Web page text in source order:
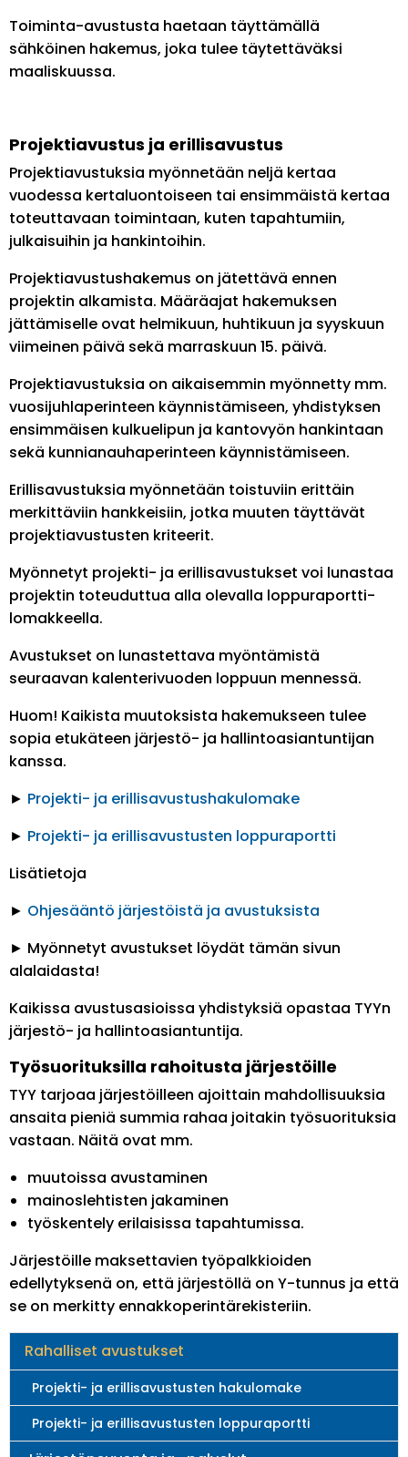
Toiminta-avustusta haetaan täyttämällä
sähköinen hakemus, joka tulee täytettäväksi
maaliskuussa.
Projektiavustus ja erillisavustus
Projektiavustuksia myönnetään neljä kertaa
vuodessa kertaluontoiseen tai ensimmäistä kertaa
toteuttavaan toimintaan, kuten tapahtumiin,
julkaisuihin ja hankintoihin.
Projektiavustushakemus on jätettävä ennen
projektin alkamista. Määräajat hakemuksen
jättämiselle ovat helmikuun, huhtikuun ja syyskuun
viimeinen päivä sekä marraskuun 15. päivä.
Projektiavustuksia on aikaisemmin myönnetty mm.
vuosijuhlaperinteen käynnistämiseen, yhdistyksen
ensimmäisen kulkuelipun ja kantovyön hankintaan
sekä kunnianauhaperinteen käynnistämiseen.
Erillisavustuksia myönnetään toistuviin erittäin
merkittäviin hankkeisiin, jotka muuten täyttävät
projektiavustusten kriteerit.
Myönnetyt projekti- ja erillisavustukset voi lunastaa
projektin toteuduttua alla olevalla loppuraportti-
lomakkeella.
Avustukset on lunastettava myöntämistä
seuraavan kalenterivuoden loppuun mennessä.
Huom! Kaikista muutoksista hakemukseen tulee
sopia etukäteen järjestö- ja hallintoasiantuntijan
kanssa.
► Projekti- ja erillisavustushakulomake
► Projekti- ja erillisavustusten loppuraportti
Lisätietoja
► Ohjesääntö järjestöistä ja avustuksista
► Myönnetyt avustukset löydät tämän sivun
alalaidasta!
Kaikissa avustusasioissa yhdistyksiä opastaa TYYn
järjestö- ja hallintoasiantuntija.
Työsuorituksilla rahoitusta järjestöille
TYY tarjoaa järjestöilleen ajoittain mahdollisuuksia
ansaita pieniä summia rahaa joitakin työsuorituksia
vastaan. Näitä ovat mm.
muutoissa avustaminen
mainoslehtisten jakaminen
työskentely erilaisissa tapahtumissa.
Järjestöille maksettavien työpalkkioiden
edellytyksenä on, että järjestöllä on Y-tunnus ja että
se on merkitty ennakkoperintärekisteriin.
Main
navigation
Rahalliset avustukset
Projekti- ja erillisavustusten hakulomake
Projekti- ja erillisavustusten loppuraportti